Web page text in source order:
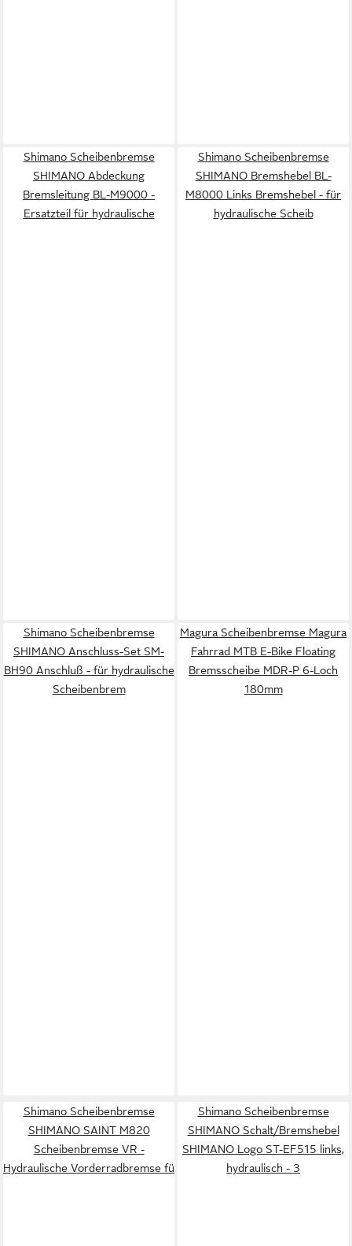
Shimano Scheibenbremse
SHIMANO Abdeckung
Bremsleitung BL-M9000 -
Ersatzteil für hydraulische
Shimano Scheibenbremse
SHIMANO Bremshebel BL-
M8000 Links Bremshebel - für
hydraulische Scheib
Shimano Scheibenbremse
SHIMANO Anschluss-Set SM-
BH90 Anschluß - für hydraulische
Scheibenbrem
Magura Scheibenbremse Magura
Fahrrad MTB E-Bike Floating
Bremsscheibe MDR-P 6-Loch
180mm
Shimano Scheibenbremse
SHIMANO SAINT M820
Scheibenbremse VR -
Hydraulische Vorderradbremse fü
Shimano Scheibenbremse
SHIMANO Schalt/Bremshebel
SHIMANO Logo ST-EF515 links,
hydraulisch - 3